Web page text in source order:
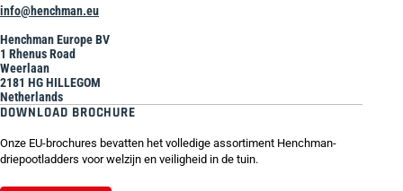
info@henchman.eu
Henchman Europe BV
1 Rhenus Road
Weerlaan
2181 HG HILLEGOM
Netherlands
DOWNLOAD BROCHURE
Onze EU-brochures bevatten het volledige assortiment Henchman-
driepootladders voor welzijn en veiligheid in de tuin.